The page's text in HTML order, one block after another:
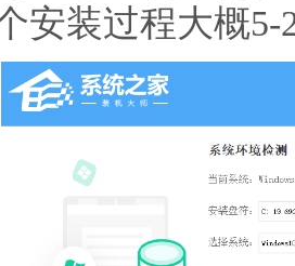
安装过程大概5-